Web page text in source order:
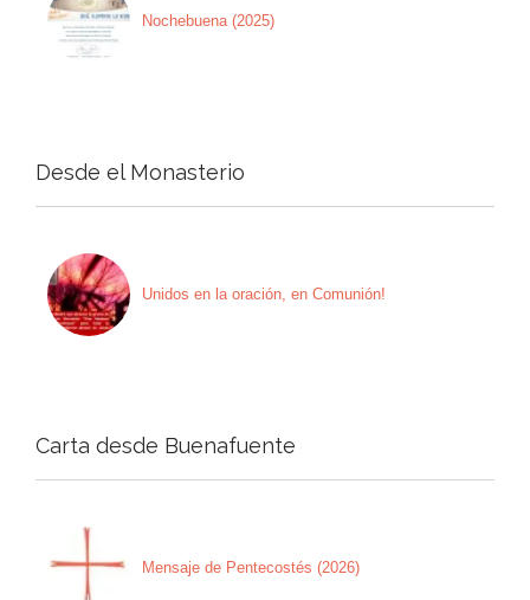
Nochebuena (2025)
Desde el Monasterio
Unidos en la oración, en Comunión!
Carta desde Buenafuente
Mensaje de Pentecostés (2026)